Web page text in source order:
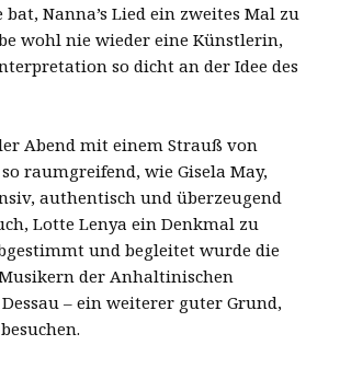
bat, Nanna’s Lied ein zweites Mal zu
wohl nie wieder eine Künstlerin,
so dicht an der Idee des
Abend mit einem Strauß von
raumgreifend, wie Gisela May,
authentisch und überzeugend
Lotte Lenya ein Denkmal zu
und begleitet wurde die
der Anhaltinischen
– ein weiterer guter Grund,